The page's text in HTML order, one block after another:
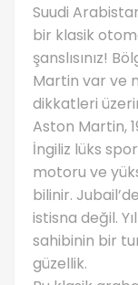
Suudi
bir klasik
şanslısınız!
Martin var ve
dikkatleri
Aston Martin,
İngiliz lüks
motoru ve
bilinir.
istisna değil.
sahibinin bir
güzellik.